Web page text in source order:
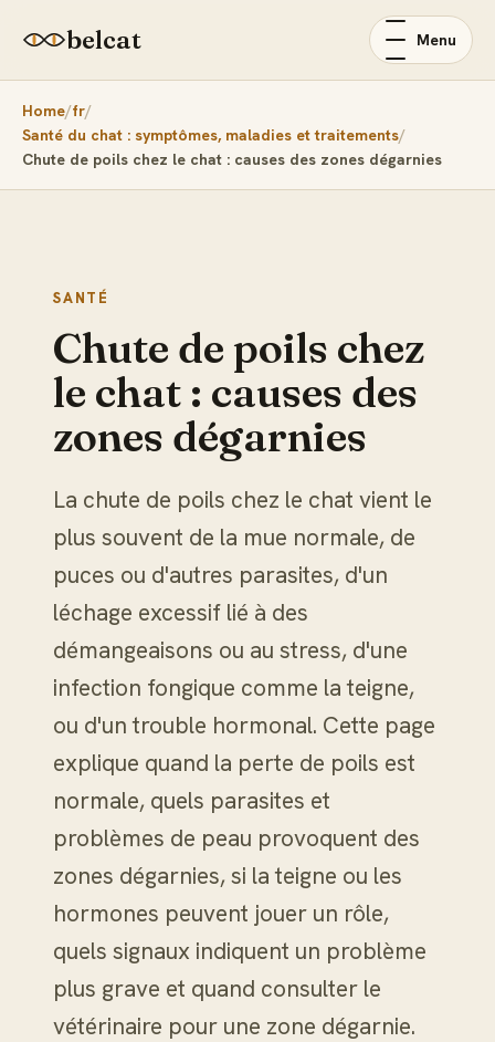
belcat Menu
Home fr
Santé du chat : symptômes, maladies et traitements
Chute de poils chez le chat : causes des zones dégarnies
SANTÉ
Chute de poils chez
le chat : causes des
zones dégarnies
La chute de poils chez le chat vient le
plus souvent de la mue normale, de
puces ou d'autres parasites, d'un
léchage excessif lié à des
démangeaisons ou au stress, d'une
infection fongique comme la teigne,
ou d'un trouble hormonal. Cette page
explique quand la perte de poils est
normale, quels parasites et
problèmes de peau provoquent des
zones dégarnies, si la teigne ou les
hormones peuvent jouer un rôle,
quels signaux indiquent un problème
plus grave et quand consulter le
vétérinaire pour une zone dégarnie.